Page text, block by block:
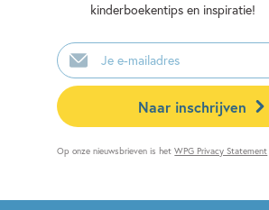
kinderboekentips en inspiratie!
E-
mailadres
Naar inschrijven
Op onze nieuwsbrieven is hetWPG Privacy Statement